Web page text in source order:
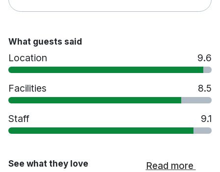
What guests said
Location 9.6
Facilities 8.5
Staff 9.1
See what they love Read more